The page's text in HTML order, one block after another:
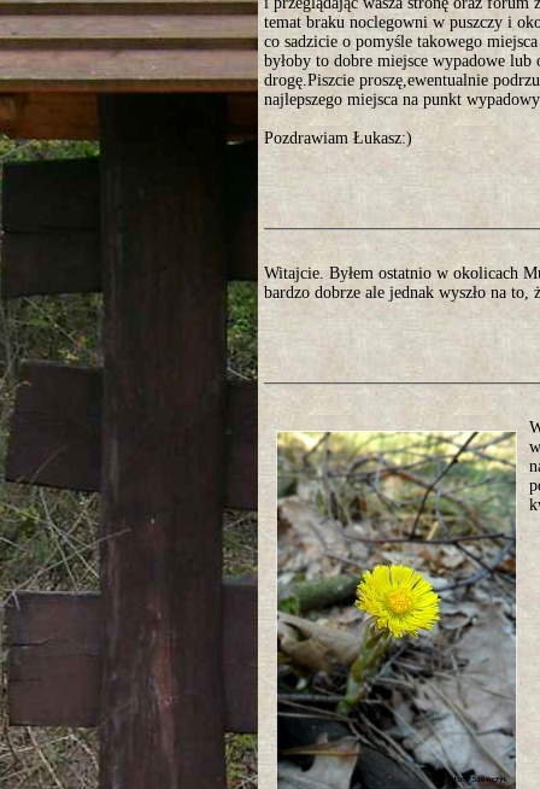
temat braku noclegowni w puszczy i
co sadzicie o pomyśle takowego
byłoby to dobre miejsce wypadowe
drogę.Piszcie proszę,ewentualnie
najlepszego miejsca na punkt
Pozdrawiam Łukasz:)
Witajcie. Byłem ostatnio w okolicach
bardzo dobrze ale jednak wyszło na to,